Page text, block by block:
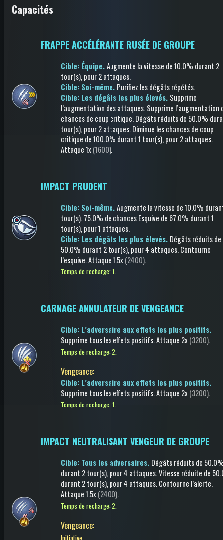
Capacités
FRAPPE ACCÉLÉRANTE RUSÉE DE GROUPE
Cible: Équipe.Augmente la vitesse de 10.0% durant 2
tour(s), pour 2 attaques.
Cible: Soi-même. Purifiez les dégâts répétés.
Cible: Les dégâts les plus élevés. Supprime
l’augmentation des attaques.Supprime l’augmentation
chances de coup critique.Dégâts réduitsde 50.0%
tour(s), pour 2 attaques.Diminue les chances de coup
critique de 100.0% durant 1 tour(s), pour 2 attaques.
Attaque1x(1600).
IMPACT PRUDENT
Cible: Soi-même.Augmente la vitesse de 10.0%
tour(s).75.0% de chancesEsquive de 67.0% durant 1
tour(s), pour 1 attaques.
Cible: Les dégâts les plus élevés. Dégâts réduitsde
50.0% durant 2 tour(s), pour 4 attaques.Contourne
l’esquive.Attaque1.5x(2400).
Temps de recharge: 1.
CARNAGE ANNULATEUR DE VENGEANCE
Cible: L’adversaire aux effets les plus positifs.
Supprime tous les effets positifs.Attaque 2x(3200).
Temps de recharge: 2.
Vengeance:
Cible: L’adversaire aux effets les plus positifs.
Supprime tous les effets positifs.Attaque 2x(3200).
Temps de recharge: 1.
IMPACT NEUTRALISANT VENGEUR DE GROUPE
Cible: Tous les adversaires. Dégâts réduitsde
durant 2 tour(s), pour 4 attaques.Vitesse réduite de
durant 2 tour(s), pour 4 attaques.Contourne l’alerte.
Attaque1.5x(2400).
Temps de recharge: 2.
Vengeance:
Initiative.